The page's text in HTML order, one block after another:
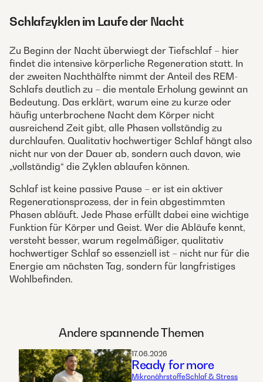
Schlafzyklen im Laufe der Nacht
Zu Beginn der Nacht überwiegt der Tiefschlaf – hier
findet die intensive körperliche Regeneration statt. In
der zweiten Nachthälfte nimmt der Anteil des REM-
Schlafs deutlich zu – die mentale Erholung gewinnt an
Bedeutung. Das erklärt, warum eine zu kurze oder
häufig unterbrochene Nacht dem Körper nicht
ausreichend Zeit gibt, alle Phasen vollständig zu
durchlaufen. Qualitativ hochwertiger Schlaf hängt also
nicht nur von der Dauer ab, sondern auch davon, wie
„vollständig“ die Zyklen ablaufen können.
Schlaf ist keine passive Pause – er ist ein aktiver
Regenerationsprozess, der in fein abgestimmten
Phasen abläuft. Jede Phase erfüllt dabei eine wichtige
Funktion für Körper und Geist. Wer die Abläufe kennt,
versteht besser, warum regelmäßiger, qualitativ
hochwertiger Schlaf so essenziell ist – nicht nur für die
Energie am nächsten Tag, sondern für langfristiges
Wohlbefinden.
Andere spannende Themen
17.06.2026
Ready for more
MikronährstoffeSchlaf & Stress